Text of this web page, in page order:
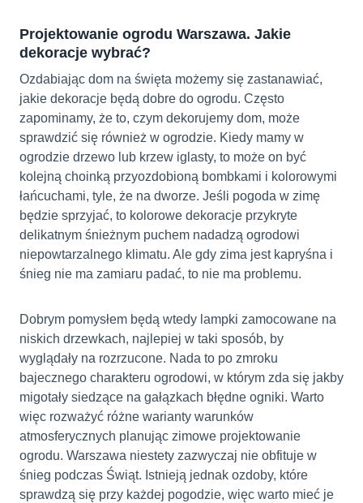
Projektowanie ogrodu Warszawa. Jakie
dekoracje wybrać?
Ozdabiając dom na święta możemy się zastanawiać,
jakie dekoracje będą dobre do ogrodu. Często
zapominamy, że to, czym dekorujemy dom, może
sprawdzić się również w ogrodzie. Kiedy mamy w
ogrodzie drzewo lub krzew iglasty, to może on być
kolejną choinką przyozdobioną bombkami i kolorowymi
łańcuchami, tyle, że na dworze. Jeśli pogoda w zimę
będzie sprzyjać, to kolorowe dekoracje przykryte
delikatnym śnieżnym puchem nadadzą ogrodowi
niepowtarzalnego klimatu. Ale gdy zima jest kapryśna i
śnieg nie ma zamiaru padać, to nie ma problemu.
Dobrym pomysłem będą wtedy lampki zamocowane na
niskich drzewkach, najlepiej w taki sposób, by
wyglądały na rozrzucone. Nada to po zmroku
bajecznego charakteru ogrodowi, w którym zda się jakby
migotały siedzące na gałązkach błędne ogniki. Warto
więc rozważyć różne warianty warunków
atmosferycznych planując zimowe projektowanie
ogrodu. Warszawa niestety zazwyczaj nie obfituje w
śnieg podczas Świąt. Istnieją jednak ozdoby, które
sprawdzą się przy każdej pogodzie, więc warto mieć je